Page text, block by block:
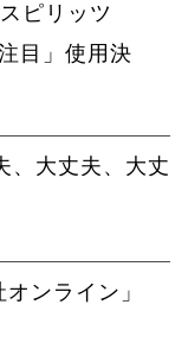
ピリッツ
目」使用決
、大丈夫、大丈
オンライン」